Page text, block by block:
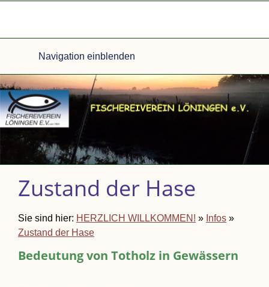
Navigation einblenden
Zustand der Hase
Sie sind hier: HERZLICH WILLKOMMEN! » Infos »
Zustand der Hase
Bedeutung von Totholz in Gewässern